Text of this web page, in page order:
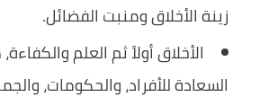
زينة الأخلاق ومنبت الفضائل.
الأخلاق أولاً ثم العلم
السعادة للأفراد، والحكومات،